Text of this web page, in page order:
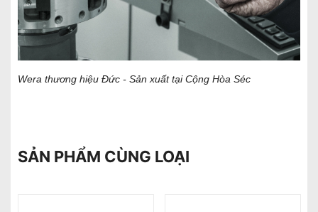
Wera thương hiệu Đức - Sản xuất tại Cộng Hòa Séc
SẢN PHẨM CÙNG LOẠI